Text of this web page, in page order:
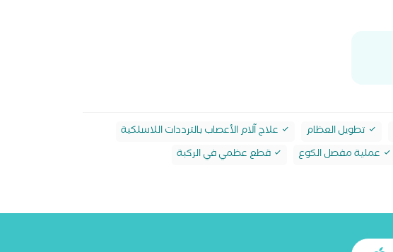
تطويل العظام
علاج آلام الأعصاب بالترددات اللاسلكية
عملية مفصل الكوع قطع عظمي في الركبة